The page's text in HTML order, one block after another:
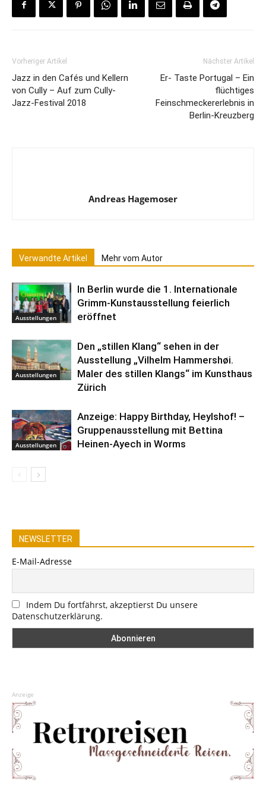
Vorheriger Artikel
Jazz in den Cafés und Kellern
von Cully – Auf zum Cully-
Jazz-Festival 2018
Nächster Artikel
Er- Taste Portugal – Ein
flüchtiges
Feinschmeckererlebnis in
Berlin-Kreuzberg
Andreas Hagemoser
Verwandte Artikel Mehr vom Autor
Ausstellungen
In Berlin wurde die 1. Internationale
Grimm-Kunstausstellung feierlich
eröffnet
Ausstellungen
Den „stillen Klang“ sehen in der
Ausstellung „Vilhelm Hammershøi.
Maler des stillen Klangs“ im Kunsthaus
Zürich
Ausstellungen
Anzeige: Happy Birthday, Heylshof! –
Gruppenausstellung mit Bettina
Heinen-Ayech in Worms
NEWSLETTER
E-Mail-Adresse
Indem Du fortfährst, akzeptierst Du unsere
Datenschutzerklärung.
Anzeige